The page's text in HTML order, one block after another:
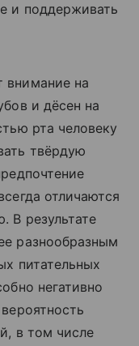
и поддерживать
внимание на
и дёсен на
рта человеку
твёрдую
отличаются
В результате
разнообразным
питательных
негативно
в том числе